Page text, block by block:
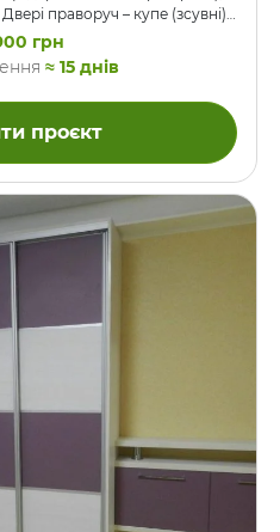
праворуч – купе (зсувні),
лівої шафи. Завдяки
кутову шафу на дуже
шафа встановлена в
що саме таке
на мою думку, є
дверей була б не з 2-х
…
грн
≈ 15 днів
проєкт